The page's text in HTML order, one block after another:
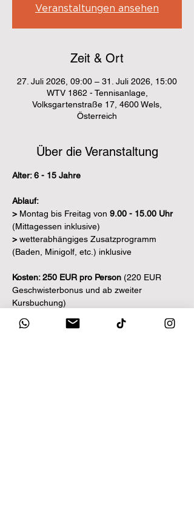
Veranstaltungen ansehen
Zeit & Ort
27. Juli 2026, 09:00 – 31. Juli 2026, 15:00
WTV 1862 - Tennisanlage,
Volksgartenstraße 17, 4600 Wels,
Österreich
Über die Veranstaltung
Alter: 6 - 15 Jahre
Ablauf:
> Montag bis Freitag von 9.00 - 15.00 Uhr
(Mittagessen inklusive)
> wetterabhängiges Zusatzprogramm
(Baden, Minigolf, etc.) inklusive
Kosten: 250 EUR pro Person (220 EUR
Geschwisterbonus und ab zweiter
Kursbuchung)